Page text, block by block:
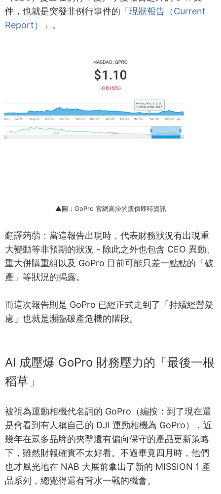
件，也就是突發非例行事件的「 現狀報告（Current
Report）
」。
▲圖：GoPro 官網高掛的股價即時資訊
翻譯蒟蒻：當這報告出現時，代表財務狀況有出現重
大變動等非預期的狀況 - 除此之外也包含 CEO 異動、
重大併購重組以及 GoPro 目前可能只差一點點的「破
產」等狀況的揭露。
而這次報告則是 GoPro 已經正式走到了「持續經營疑
慮」也就是瀕臨破產危機的階段。
AI 成壓爆 GoPro 財務壓力的「最後一根
稻草」
被視為運動相機代名詞的 GoPro（編按：到了現在還
是會看到有人稱自己的 DJI 運動相機為 GoPro），近
幾年在眾多品牌的夾擊還有偏向保守的產品更新策略
下，雖然財報確實不太好看。不過畢竟四月時，他們
也才風光地在 NAB 大展前拿出了新的 MISSION 1 產
品系列，總覺得還有背水一戰的機會。